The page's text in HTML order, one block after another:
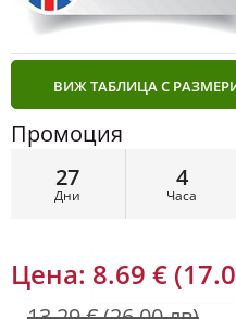
Промоция
Дни Часа
Цена: 8.69 €